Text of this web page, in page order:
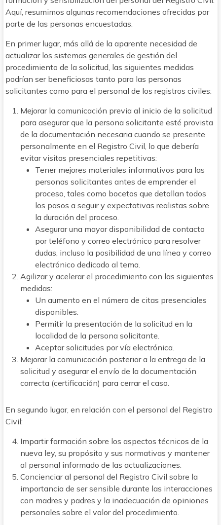
Aquí, resumimos algunas recomendaciones ofrecidas por
parte de las personas encuestadas.
En primer lugar, más allá de la aparente necesidad de
actualizar los sistemas generales de gestión del
procedimiento de la solicitud, las siguientes medidas
podrían ser beneficiosas tanto para las personas
solicitantes como para el personal de los registros civiles:
Mejorar la comunicación previa al inicio de la solicitud
para asegurar que la persona solicitante esté provista
de la documentación necesaria cuando se presente
personalmente en el Registro Civil, lo que debería
evitar visitas presenciales repetitivas:
Tener mejores materiales informativos para las
personas solicitantes antes de emprender el
proceso, tales como bocetos que detallan todos
los pasos a seguir y expectativas realistas sobre
la duración del proceso.
Asegurar una mayor disponibilidad de contacto
por teléfono y correo electrónico para resolver
dudas, incluso la posibilidad de una línea y correo
electrónico dedicado al tema.
Agilizar y acelerar el procedimiento con las siguientes
medidas:
Un aumento en el número de citas presenciales
disponibles.
Permitir la presentación de la solicitud en la
localidad de la persona solicitante.
Aceptar solicitudes por vía electrónica.
Mejorar la comunicación posterior a la entrega de la
solicitud y asegurar el envío de la documentación
correcta (certificación) para cerrar el caso.
En segundo lugar, en relación con el personal del Registro
Civil:
Impartir formación sobre los aspectos técnicos de la
nueva ley, su propósito y sus normativas y mantener
al personal informado de las actualizaciones.
Concienciar al personal del Registro Civil sobre la
importancia de ser sensible durante las interacciones
con madres y padres y la inadecuación de opiniones
personales sobre el valor del procedimiento.